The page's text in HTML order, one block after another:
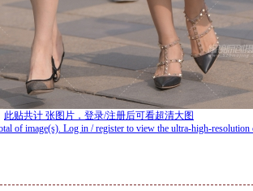
此贴共计 张图片，登录/注册后可看超清大图
of image(s). Log in / register to view the ultra-high-resolution